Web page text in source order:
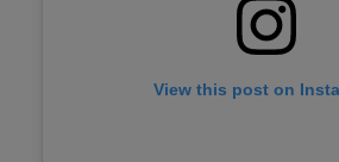
View this post on